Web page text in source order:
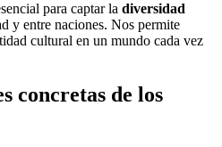
para captar la diversidad
y entre naciones. Nos permite
cultural en un mundo cada vez
concretas de los